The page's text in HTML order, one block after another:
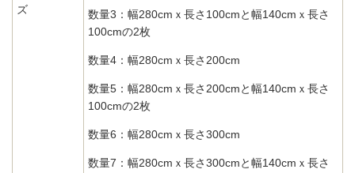
ズ
数量3：幅280cmｘ長さ100cmと幅140cmｘ長さ
100cmの2枚
数量4：幅280cmｘ長さ200cm
数量5：幅280cmｘ長さ200cmと幅140cmｘ長さ
100cmの2枚
数量6：幅280cmｘ長さ300cm
数量7：幅280cmｘ長さ300cmと幅140cmｘ長さ